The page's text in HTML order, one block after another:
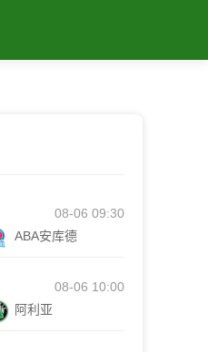
08-06 09:30
ABA安库德
08-06 10:00
阿利亚